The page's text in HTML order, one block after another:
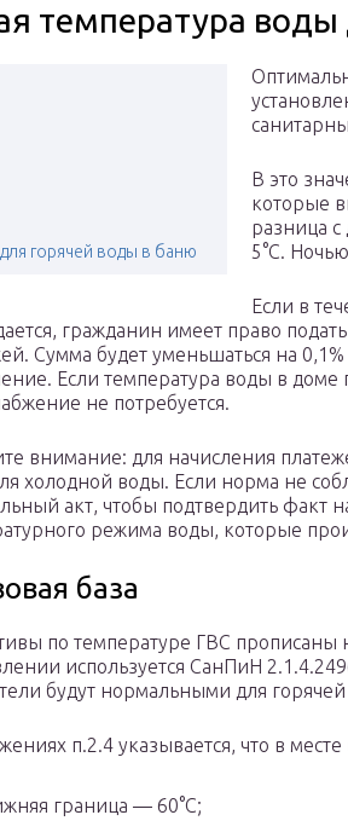
температура
горячей воды в баню
В это
которые
разница
5°C.
Если в
гражданин имеет право
Сумма будет уменьшаться на
Если температура воды в доме
не потребуется.
внимание: для начисления
холодной воды. Если норма не
акт, чтобы подтвердить
режима воды, которые
база
по температуре ГВС
используется СанПиН
будут нормальными для
п.2.4 указывается, что в
граница — 60°C;